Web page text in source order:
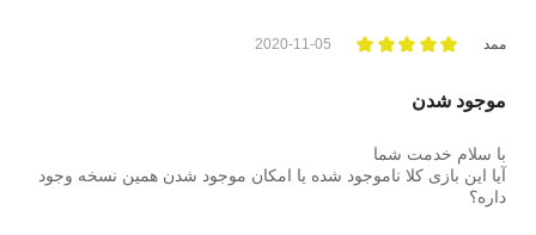
ممد 2020-11-05
موجود شدن
با سلام خدمت شما
آیا این بازی کلا ناموجود شده یا امکان موجود شدن همین نسخه وجود
داره؟